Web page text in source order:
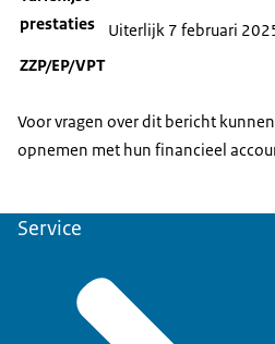
prestaties
ZZP/EP/VPT
Uiterlijk 7 februari
Voor vragen over dit bericht
opnemen met hun financieel
Service